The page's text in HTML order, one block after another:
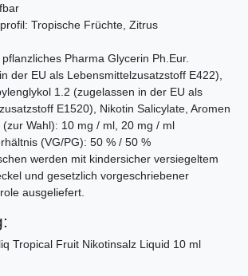
Tropische Früchte, Zitrus
Pharma Glycerin Ph.Eur.
der EU als Lebensmittelzusatzstoff E422),
1.2 (zugelassen in der EU als
E1520), Nikotin Salicylate, Aromen
(zur Wahl): 10 mg / ml, 20 mg / ml
(VG/PG): 50 % / 50 %
werden mit kindersicher versiegeltem
und gesetzlich vorgeschriebener
ausgeliefert.
Tropical Fruit Nikotinsalz Liquid 10 ml